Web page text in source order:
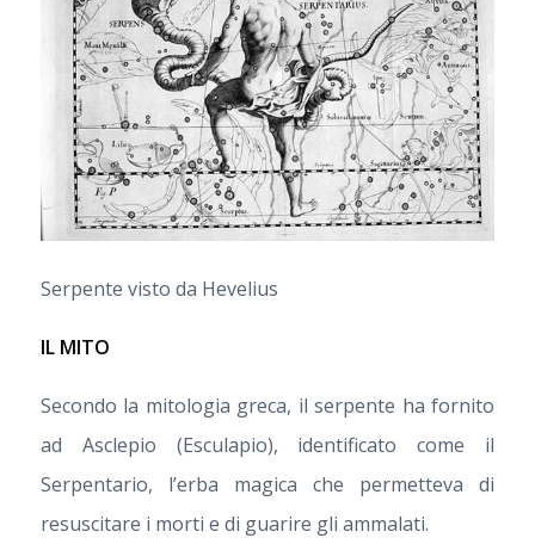
Serpente visto da Hevelius
IL MITO
Secondo la mitologia greca, il serpente ha fornito
ad Asclepio (Esculapio), identificato come il
Serpentario, l’erba magica che permetteva di
resuscitare i morti e di guarire gli ammalati.